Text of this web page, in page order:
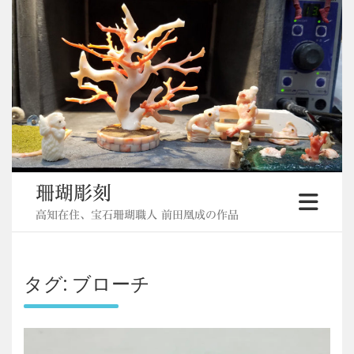
Skip
to
content
珊瑚彫刻
高知在住、宝石珊瑚職人 前田凰成の作品
タグ: ブローチ